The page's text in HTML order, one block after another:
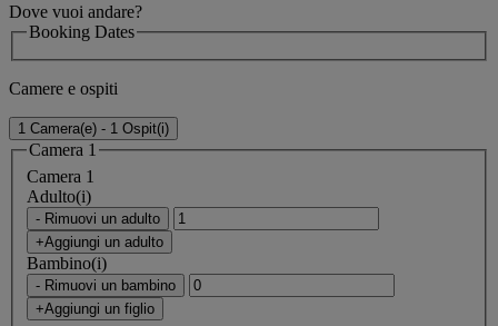
Dove vuoi andare?
Booking Dates
Camere e ospiti
1 Camera(e) - 1 Ospit(i)
Camera 1
Camera 1
Adulto(i)
- Rimuovi un adulto
+Aggiungi un adulto
Bambino(i)
- Rimuovi un bambino
+Aggiungi un figlio